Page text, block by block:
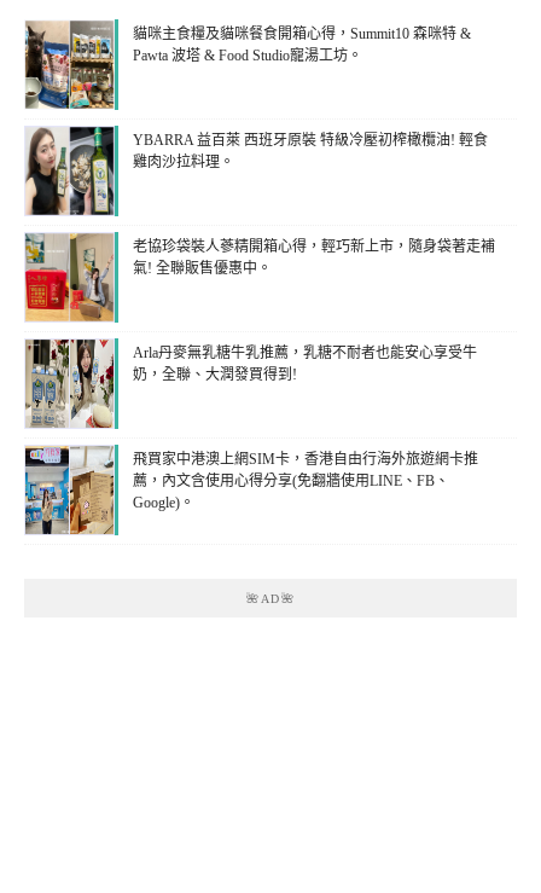
貓咪主食糧及貓咪餐食開箱心得，Summit10 森咪特 &
Pawta 波塔 & Food Studio寵湯工坊。
YBARRA 益百萊 西班牙原裝 特級冷壓初榨橄欖油! 輕食
雞肉沙拉料理。
老協珍袋裝人蔘精開箱心得，輕巧新上市，隨身袋著走補
氣! 全聯販售優惠中。
Arla丹麥無乳糖牛乳推薦，乳糖不耐者也能安心享受牛
奶，全聯、大潤發買得到!
飛買家中港澳上網SIM卡，香港自由行海外旅遊網卡推
薦，內文含使用心得分享(免翻牆使用LINE、FB、
Google)。
🌺AD🌺